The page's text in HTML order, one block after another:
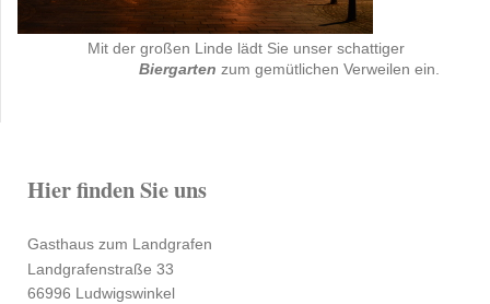
Mit der großen Linde lädt Sie unser schattiger
Biergarten zum gemütlichen Verweilen ein.
Hier finden Sie uns
Gasthaus zum Landgrafen
Landgrafenstraße 33
66996 Ludwigswinkel